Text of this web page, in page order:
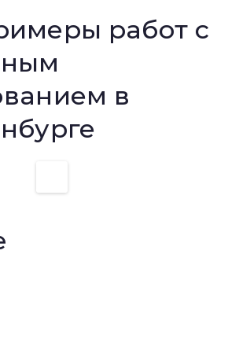
работ с
в